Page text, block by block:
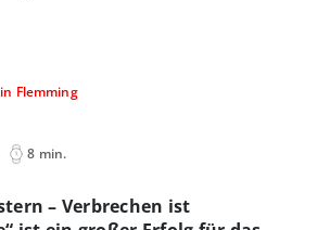
Flemming
8 min.
– Verbrechen ist